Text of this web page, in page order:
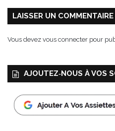
LAISSER UN COMMENTAIRE
Vous devez vous connecter pour
AJOUTEZ‑NOUS À VOS